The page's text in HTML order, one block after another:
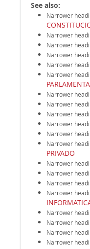
See also:
Narrower
Narrower
Narrower
Narrower
Narrower
Narrower
Narrower
Narrower
Narrower
Narrower
Narrower
Narrower
PRIVADO
Narrower
Narrower
Narrower
Narrower
Narrower
Narrower
Narrower
Narrower